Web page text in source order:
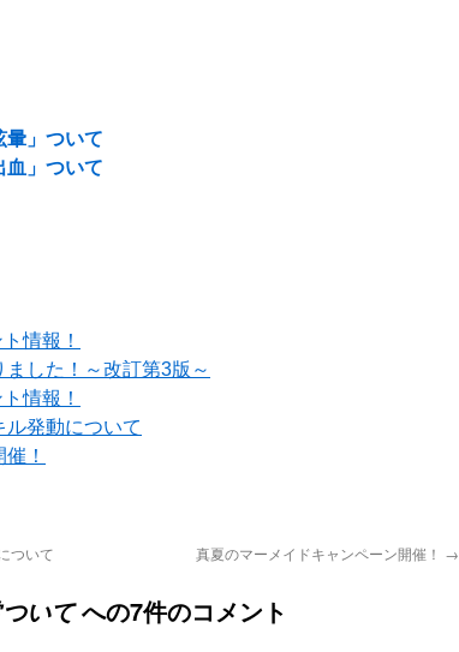
暈」ついて
血」ついて
情報！
ました！～改訂第3版～
情報！
発動について
！
ついて 真夏のマーメイドキャンペーン開催！ →
いてへの7件のコメント